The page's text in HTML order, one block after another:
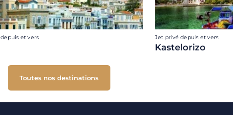
et vers Jet privé depuis et vers
Kastelorizo
Toutes nos destinations